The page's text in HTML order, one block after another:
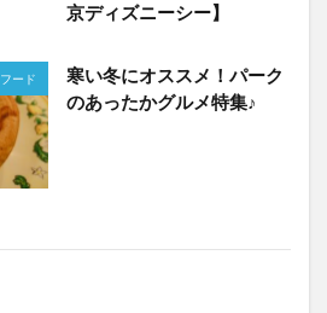
京ディズニーシー】
フード
寒い冬にオススメ！パーク
のあったかグルメ特集♪